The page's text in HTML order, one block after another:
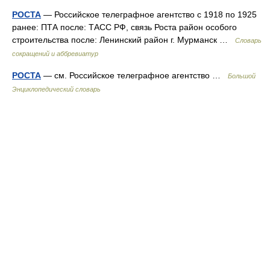
РОСТА — Российское телеграфное агентство с 1918 по 1925
ранее: ПТА после: ТАСС РФ, связь Роста район особого
строительства после: Ленинский район г. Мурманск …
Словарь
сокращений и аббревиатур
РОСТА — см. Российское телеграфное агентство …
Большой
Энциклопедический словарь